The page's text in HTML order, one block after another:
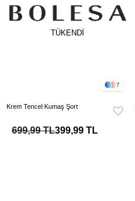
TÜKENDI
7
Krem Tencel Kumaş Şort
399,99 TL
699,99 TL